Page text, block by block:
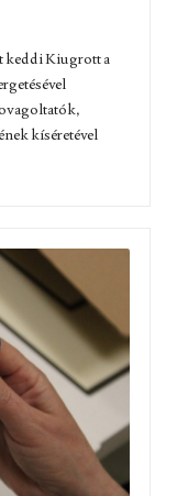
keddi Kiugrott a
kíséretével